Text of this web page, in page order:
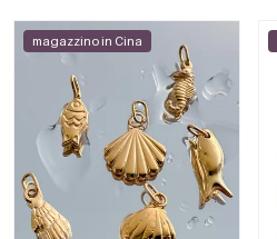
magazzino in Cina